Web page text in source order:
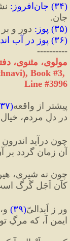
(۳۴) جان‌افروز :
جان.
(۳۵) پوز : دور و
(۳۶) پوز در آب
----------
مولوی، مثنوی،
Book #3,
Line #3996
پیشتر از واقعه(۳۷
در دلِ مردم،
چون درآید اندرونِ
آن زمان گردد بر
چون نه شیری،
کآن‌ اَجَل گُرگ است و، جانِ توست، میش
ور ز اَبدالیّ(۳۹)
ایمن آ، که مرگِ